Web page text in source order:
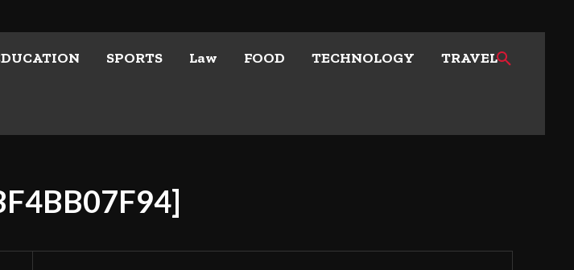
SPORTS Law FOOD TECHNOLOGY TRAVEL